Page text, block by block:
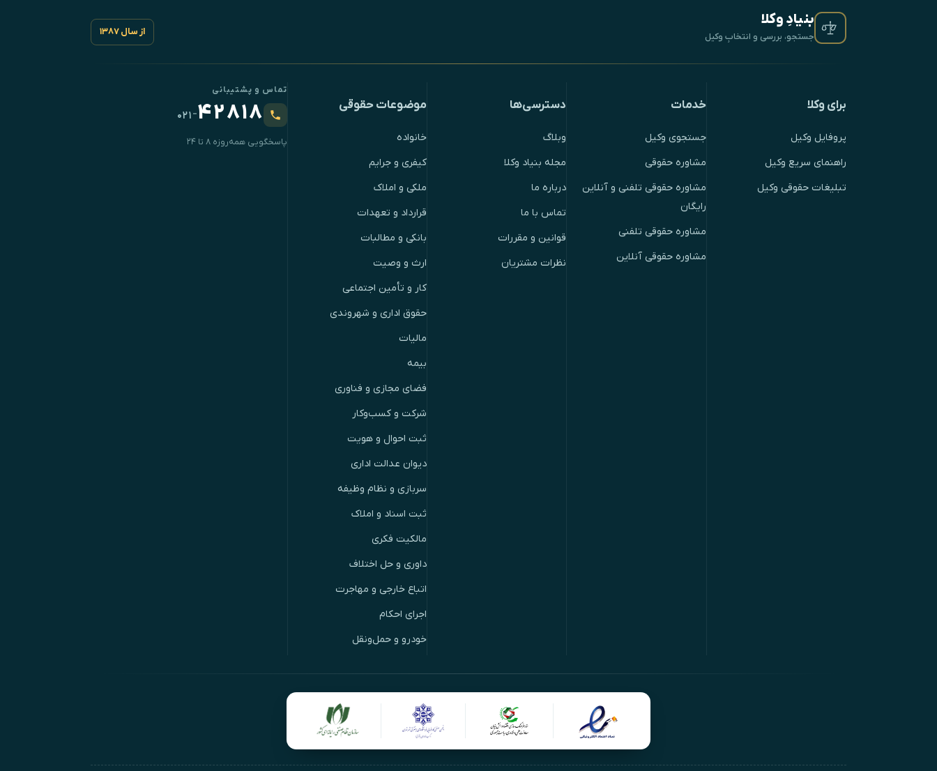
بنیادِ وکلا
جستجو، بررسی و انتخابِ وکیل از سال ۱۳۸۷
برای وکلا
پروفایل وکیل
راهنمای سریع وکیل
تبلیغات حقوقی وکیل
خدمات
جستجوی وکیل
مشاوره حقوقی
مشاوره حقوقی تلفنی و آنلاین
رایگان
مشاوره حقوقی تلفنی
مشاوره حقوقی آنلاین
دسترسی‌ها
وبلاگ
مجله بنیاد وکلا
درباره ما
تماس با ما
قوانین و مقررات
نظرات مشتریان
موضوعات حقوقی
خانواده
کیفری و جرایم
ملکی و املاک
قرارداد و تعهدات
بانکی و مطالبات
ارث و وصیت
کار و تأمین اجتماعی
حقوق اداری و شهروندی
مالیات
بیمه
فضای مجازی و فناوری
شرکت و کسب‌وکار
ثبت احوال و هویت
دیوان عدالت اداری
سربازی و نظام وظیفه
ثبت اسناد و املاک
مالکیت فکری
داوری و حل اختلاف
اتباع خارجی و مهاجرت
اجرای احکام
خودرو و حمل‌ونقل
تماس و پشتیبانی
۴۲۸۱۸-۰۲۱
پاسخگویی همه‌روزه ۸ تا ۲۴